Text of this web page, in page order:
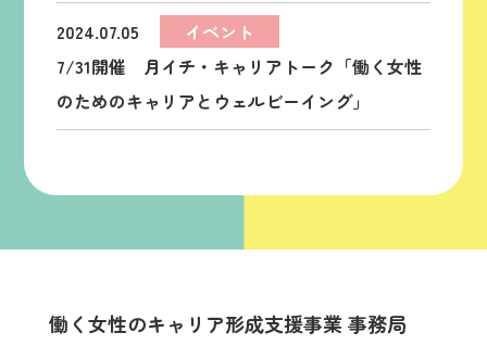
2024.07.05
イベント
7/31開催 月イチ・キャリアトーク「働く女性
のためのキャリアとウェルビーイング」
働く女性のキャリア形成支援事業 事務局